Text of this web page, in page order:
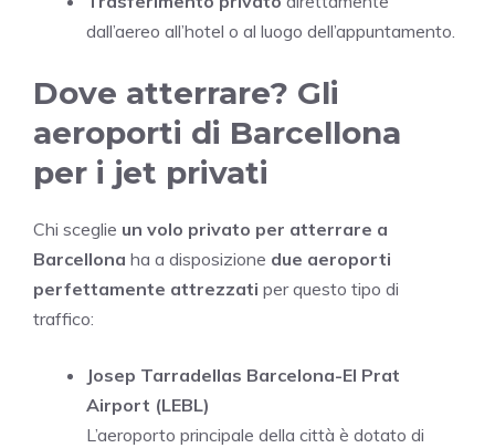
dall’aereo all’hotel o al luogo dell’appuntamento.
Dove atterrare? Gli
aeroporti di Barcellona
per i jet privati
Chi sceglie un volo privato per atterrare a
Barcellona ha a disposizione due aeroporti
perfettamente attrezzati per questo tipo di
traffico:
Josep Tarradellas Barcelona-El Prat
Airport (LEBL)
L’aeroporto principale della città è dotato di